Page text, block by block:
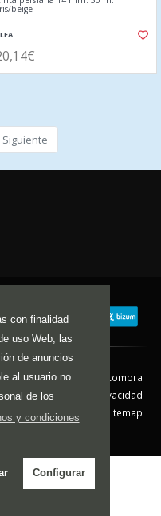
con finalidad
uso Web, las
de anuncios
al usuario no
de los
y condiciones
Configurar
beige
Siguiente
Condiciones de compra
Política de Privacidad
Política de Cookies
Sitemap